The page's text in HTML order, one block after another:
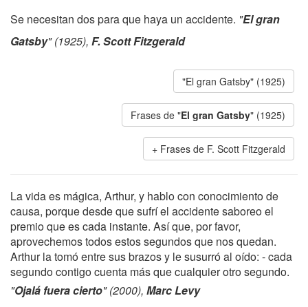
Se necesitan dos para que haya un accidente. "El gran
Gatsby" (1925), F. Scott Fitzgerald
"El gran Gatsby" (1925)
Frases de "El gran Gatsby" (1925)
Frases de F. Scott Fitzgerald
La vida es mágica, Arthur, y hablo con conocimiento de
causa, porque desde que sufrí el accidente saboreo el
premio que es cada instante. Así que, por favor,
aprovechemos todos estos segundos que nos quedan.
Arthur la tomó entre sus brazos y le susurró al oído: - cada
segundo contigo cuenta más que cualquier otro segundo.
"Ojalá fuera cierto" (2000), Marc Levy